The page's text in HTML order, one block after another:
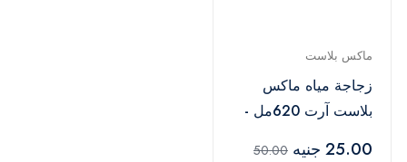
ماكس بلاست
زجاجة مياه ماكس
بلاست آرت 620مل -
25.00 جنيه
50.00